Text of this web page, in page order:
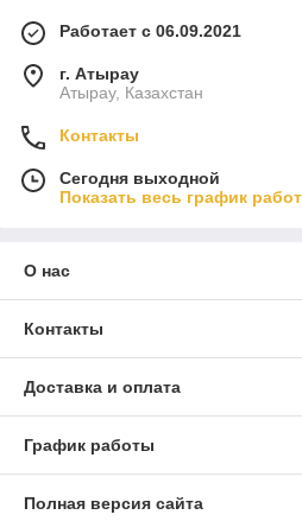
Работает с 06.09.2021
г. Атырау
Атырау, Казахстан
Контакты
Сегодня выходной
Показать весь график
О нас
Контакты
Доставка и оплата
График работы
Полная версия сайта